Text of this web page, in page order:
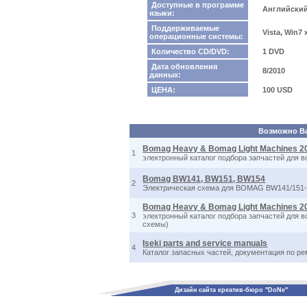
Доступные в программе
языки:
Поддерживаемые
операционные системы:
Vista, Win7
Количество CD/DVD:
1 DVD
Дата обновления
данных:
8/2010
ЦЕНА: 100 USD
Возможно
1 Bomag Heavy & Bomag Light Machines
электронный каталог подбора запчастей
2 Bomag BW141, BW151, BW154
Электрическая схема для BOMAG BW141/
3
Bomag Heavy & Bomag Light Machines
электронный каталог подбора запчастей
схемы)
4 Iseki parts and service manuals
Каталог запасных частей, документация по
Дизайн сайта креатив-бюро "DoNe"